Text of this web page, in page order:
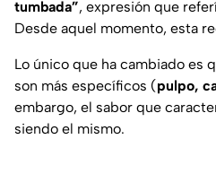
tumbada”, expresión que
Desde aquel momento, esta
Lo único que ha cambiado es
son más específicos (pulpo,
embargo, el sabor que
siendo el mismo.